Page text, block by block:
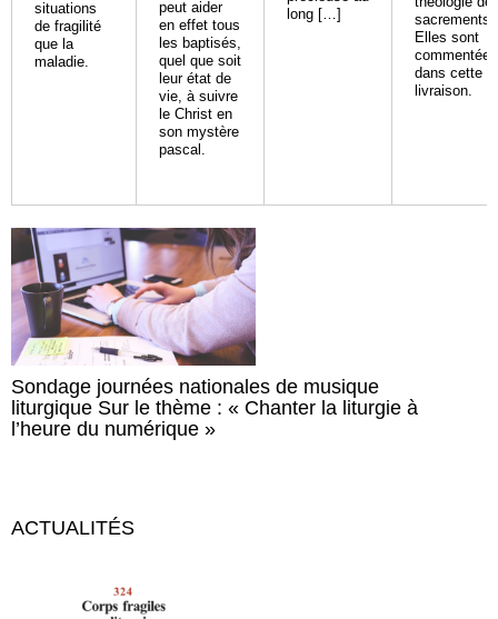
situations
de fragilité
que la
maladie.
peut aider
en effet tous
les baptisés,
quel que soit
leur état de
vie, à suivre
le Christ en
son mystère
pascal.
long […]
sacrements.
Elles sont
commentées
dans cette
livraison.
Sondage journées nationales de musique
liturgique Sur le thème : « Chanter la liturgie à
l’heure du numérique »
ACTUALITÉS